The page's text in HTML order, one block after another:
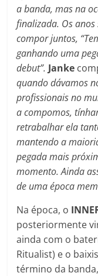
a banda, mas na
finalizada. Os
compor juntos,
ganhando uma
debut”. Janke
quando dávamos
profissionais no
a compomos,
retrabalhar ela
mantendo a
pegada mais
momento. Ainda
de uma época
Na época, o
posteriormente
ainda com o
Ritualist) e o
término da